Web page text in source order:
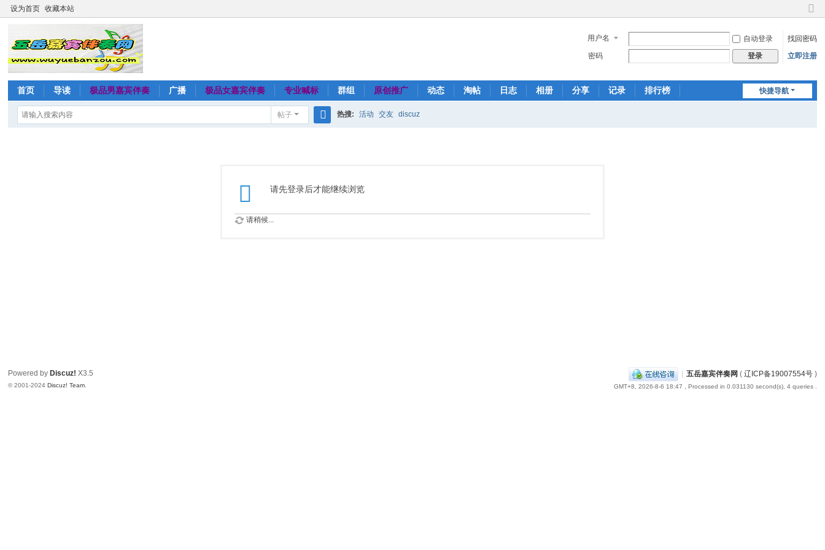
设为首页 收藏本站
切
到
窄
用户名 自动登录
找回密码
密码
登录 立即注册
快捷导航
首页 导读 极品男嘉宾伴奏 广播 极品女嘉宾伴奏 专业喊标 群组 原创推广 动态 淘帖 日志 相册 分享 记录 排行榜
帖子 热搜: 活动 交友 discuz
请先登录后才能继续浏览
请稍候...
| 五岳嘉宾伴奏网 ( 辽ICP备19007554号)
GMT+8, 2026-8-6 18:47 , Processed in 0.031130 second(s), 4 queries .
Powered by Discuz! X3.5
© 2001-2024Discuz! Team